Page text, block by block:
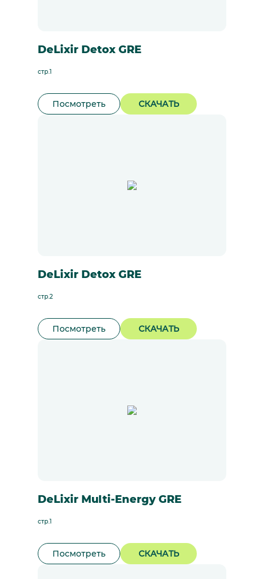
DeLixir Detox GRE
стр.1
Посмотреть СКАЧАТЬ
DeLixir Detox GRE
стр.2
Посмотреть СКАЧАТЬ
DeLixir Multi-Energy GRE
стр.1
Посмотреть СКАЧАТЬ